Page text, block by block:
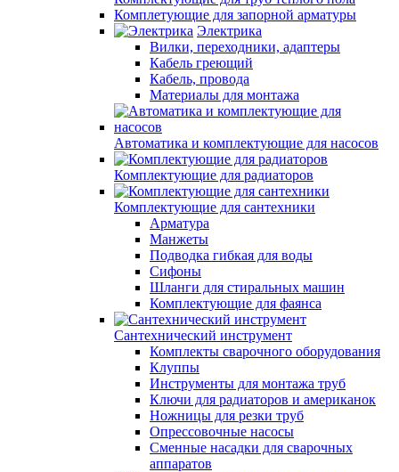
Комплетующие для запорной арматуры
Электрика
Вилки, переходники, адаптеры
Кабель греющий
Кабель, провода
Материалы для монтажа
Автоматика и комплектующие для насосов
Комплектующие для радиаторов
Комплектующие для сантехники
Арматура
Манжеты
Подводка гибкая для воды
Сифоны
Шланги для стиральных машин
Комплектующие для фаянса
Сантехнический инструмент
Комплекты сварочного оборудования
Клуппы
Инструменты для монтажа труб
Ключи для радиаторов и американок
Ножницы для резки труб
Опрессовочные насосы
Сменные насадки для сварочных
аппаратов